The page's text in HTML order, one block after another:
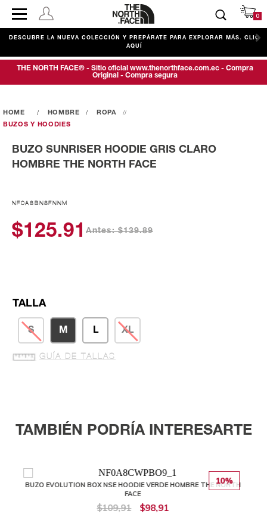
0
DESCUBRE LA NUEVA COLECCIÓN Y PREPÁRATE PARA EXPLORAR MÁS. CLIC
AQUÍ
THE NORTH FACE® - Sitio oficial www.thenorthface.com.ec - Compra
Original - Compra segura
HOMBRE
ROPA
BUZOS Y HOODIES
BUZO SUNRISER HOODIE GRIS CLARO
HOMBRE THE NORTH FACE
NF0A8BN8FNNM
$125.91 Antes: $139.89
TALLA
S M L XL
GUÍA DE TALLAS
TAMBIÉN PODRÍA INTERESARTE
10%
BUZO EVOLUTION BOX NSE HOODIE VERDE HOMBRE THE NORTH
FACE
$109,91 $98,91